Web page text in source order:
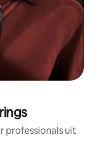
professionals uit